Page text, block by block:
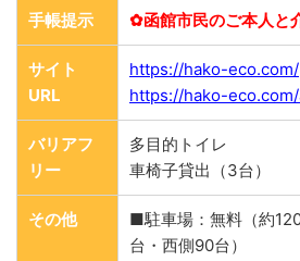
手帳提示 ✿函館市民のご本人と
サイト
URL
https://hako-eco.com/
https://hako-
バリアフ
リー
多目的トイレ
車椅子貸出（3台）
その他
■駐車場：無料（約
台・西側90台）